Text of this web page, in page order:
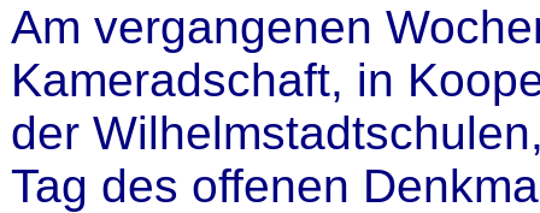
Am vergangenen
Kameradschaft, in
der
Tag des offenen